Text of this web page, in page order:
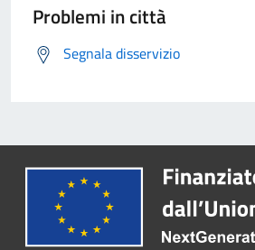
Problemi in città
Segnala disservizio